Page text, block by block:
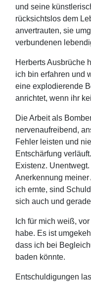
und seine
rücksichtslos dem
anvertrauten, sie
verbundenen
Herberts Ausbrüche
ich bin erfahren und
eine explodierende
anrichtet, wenn ihr
Die Arbeit als
nervenaufreibend,
Fehler leisten und
Entschärfung
Existenz.
Anerkennung
ich ernte, sind
sich auch und
Ich für mich weiß,
habe. Es ist
dass ich bei
baden könnte.
Entschuldigungen